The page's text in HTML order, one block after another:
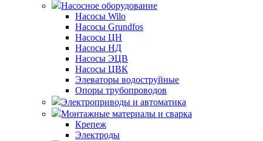
Насосное оборудование
Насосы Wilo
Насосы Grundfos
Насосы ЦН
Насосы НД
Насосы ЭЦВ
Насосы ЦВК
Элеваторы водоструйные
Опоры трубопроводов
Электроприводы и автоматика
Монтажные материалы и сварка
Крепеж
Электроды